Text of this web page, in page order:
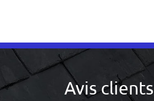
Avis clients